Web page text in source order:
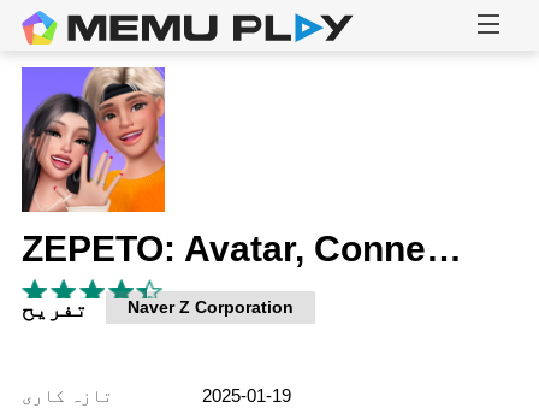
ZEPETO: Avatar, Connect & Live
تفریح Naver Z Corporation
تازہ کاری
2025-01-19